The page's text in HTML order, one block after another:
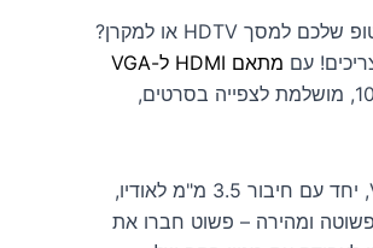
מחפשים פתרון איכותי לחיבור המחשב או הלפטופ שלכם למסך HDTV או למקרן?
מתאם HDMI ל-VGA
תוכלו ליהנות מתצוגה חדה וברורה באיכות 1080P, מושלמת לצפייה בסרטים,
המתאם תומך בכניסת HDMI ומציע יציאת VGA, יחד עם חיבור 3.5 מ"מ לאודיו,
פשוטה ומהירה – פשוט חברו את